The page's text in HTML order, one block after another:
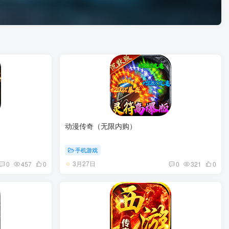
0 457 0
动漫传奇（无限内购）
手机游戏
3月27日 0 321 0